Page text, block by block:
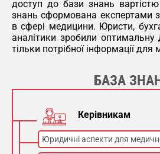
доступ до бази знань
знань сформована експертами
в сфері медицини. Юристи,
аналітики зробили оптимальну
тільки потрібної інформації
БАЗА
Керівникам
Юридичні аспекти для